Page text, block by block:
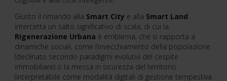
Giusto il rimando alla Smart City e alla Smart Land
intercetta un salto significativo di scala, di cui la
Rigenerazione Urbana è emblema, che si rapporta a
dinamiche sociali, come l’invecchiamento della popolazione
(declinato secondo paradigmi evolutivi del cespite
immobiliare) o la messa in sicurezza del territorio
(interpretabile come modalità digitali di gestione tempestiva